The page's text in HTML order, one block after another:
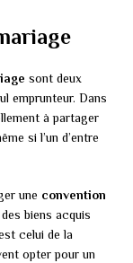
sont deux
emprunteur. Dans
à partager
si l’un d’entre
une convention
biens acquis
celui de la
opter pour un